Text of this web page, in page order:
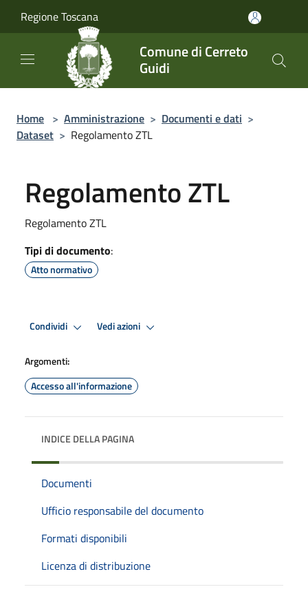
Regione Toscana
Comune di Cerreto
Guidi
Home > Amministrazione > Documenti e dati >
Dataset > Regolamento ZTL
Regolamento ZTL
Regolamento ZTL
Tipi di documento:
Atto normativo
Condividi Vedi azioni
Argomenti:
Accesso all'informazione
INDICE DELLA PAGINA
Documenti
Ufficio responsabile del documento
Formati disponibili
Licenza di distribuzione